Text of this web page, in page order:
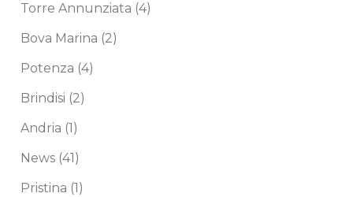
Torre Annunziata (4)
Bova Marina (2)
Potenza (4)
Brindisi (2)
Andria (1)
News (41)
Pristina (1)